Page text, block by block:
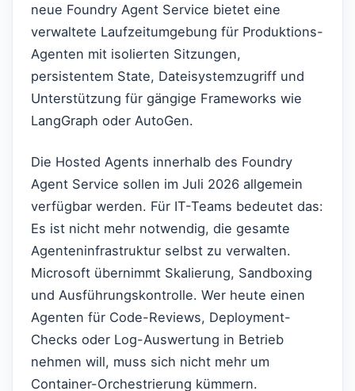
neue Foundry Agent Service bietet eine
verwaltete Laufzeitumgebung für Produktions-
Agenten mit isolierten Sitzungen,
persistentem State, Dateisystemzugriff und
Unterstützung für gängige Frameworks wie
LangGraph oder AutoGen.
Die Hosted Agents innerhalb des Foundry
Agent Service sollen im Juli 2026 allgemein
verfügbar werden. Für IT-Teams bedeutet das:
Es ist nicht mehr notwendig, die gesamte
Agenteninfrastruktur selbst zu verwalten.
Microsoft übernimmt Skalierung, Sandboxing
und Ausführungskontrolle. Wer heute einen
Agenten für Code-Reviews, Deployment-
Checks oder Log-Auswertung in Betrieb
nehmen will, muss sich nicht mehr um
Container-Orchestrierung kümmern.